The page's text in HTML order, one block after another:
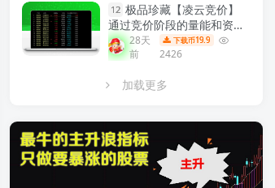
段，无未来函数 手机电脑端
适用！【金指标系列】
12 极品珍藏【凌云竞价】
通过竞价阶段的量能和资金
流向分析，捕捉开盘前主力
资金介入信号 识别短线强势
28天
前
下载币19.9
2426
加载更多